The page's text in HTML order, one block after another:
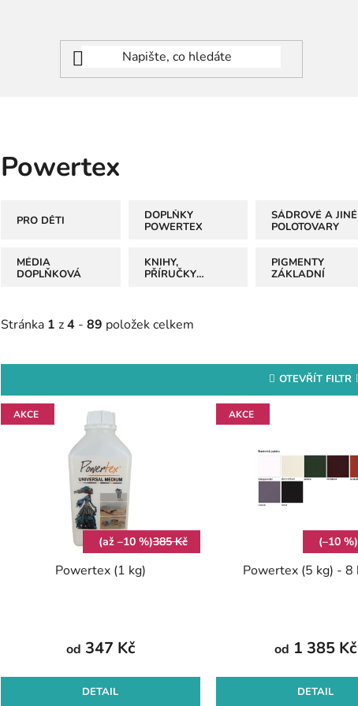
Powertex
PRO DĚTI
DOPLŇKY
POWERTEX
SÁDROVÉ A JINÉ
POLOTOVARY
MÉDIA
DOPLŇKOVÁ
KNIHY,
PŘÍRUČKY
PIGMENTY
ZÁKLADNÍ
Stránka 1 z4 - 89 položek celkem
OTEVŘÍT FILTR
ý
AKCE
(až –10 %)385 Kč
Powertex (1 kg)
od 347 Kč
DETAIL
AKCE
(–10 %)
Powertex (5 kg) - 8
od 1 385 Kč
DETAIL